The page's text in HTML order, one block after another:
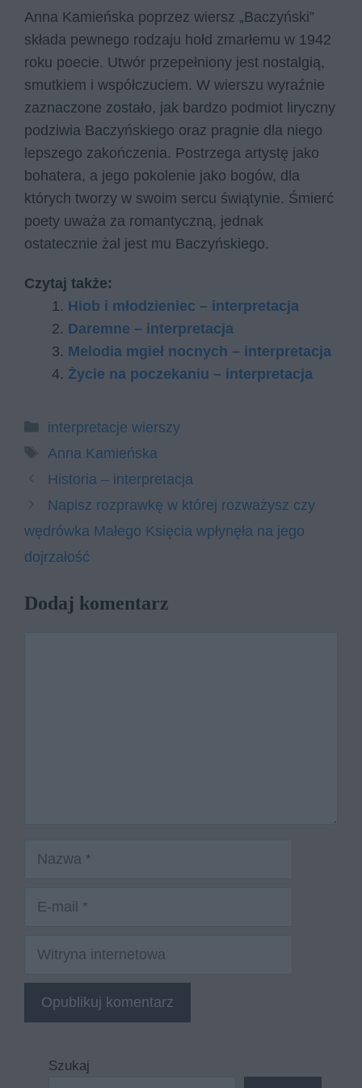
Anna Kamieńska poprzez wiersz „Baczyński”
składa pewnego rodzaju hołd zmarłemu w 1942
roku poecie. Utwór przepełniony jest nostalgią,
smutkiem i współczuciem. W wierszu wyraźnie
zaznaczone zostało, jak bardzo podmiot liryczny
podziwia Baczyńskiego oraz pragnie dla niego
lepszego zakończenia. Postrzega artystę jako
bohatera, a jego pokolenie jako bogów, dla
których tworzy w swoim sercu świątynie. Śmierć
poety uważa za romantyczną, jednak
ostatecznie żal jest mu Baczyńskiego.
Czytaj także:
Hiob i młodzieniec – interpretacja
Daremne – interpretacja
Melodia mgieł nocnych – interpretacja
Życie na poczekaniu – interpretacja
Kategorie
interpretacje wierszy
Tagi
Anna Kamieńska
Historia – interpretacja
Napisz rozprawkę w której rozważysz czy
wędrówka Małego Księcia wpłynęła na jego
dojrzałość
Dodaj komentarz
Nazwa
Witryna
Szukaj